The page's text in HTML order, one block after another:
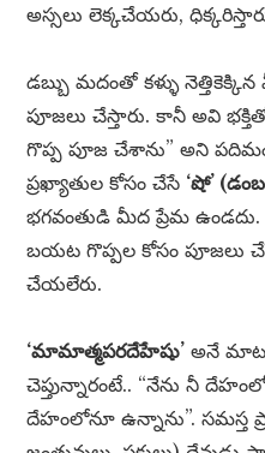
అస్సలు లెక్కచేయరు,
డబ్బు మదంతో కళ్ళు నెత్తికెక్కిన
పూజలు చేస్తారు. కానీ అవి
గొప్ప పూజ చేశాను” అని
ప్రఖ్యాతుల కోసం చేసే ‘షో’
భగవంతుడి మీద ప్రేమ ఉండదు.
బయట గొప్పల కోసం పూజలు
చేయలేరు.
‘మామాత్మపరదేహేషు’ అనే మాట
చెప్తున్నారంటే.. “నేను నీ
దేహంలోనూ ఉన్నాను”. సమస్త